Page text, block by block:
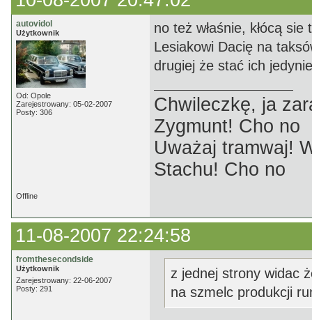
autovidol
Użytkownik
Od: Opole
Zarejestrowany: 05-02-2007
Posty: 306
no też właśnie, kłócą
Lesiakowi Dacię na
drugiej że stać ich
Chwileczkę, ja
Zygmunt! Cho no
Uważaj tramwaj!
Stachu! Cho no
Offline
11-08-2007 22:24:58
fromthesecondside
Użytkownik
Zarejestrowany: 22-06-2007
Posty: 291
z jednej strony widac
na szmelc produkcji